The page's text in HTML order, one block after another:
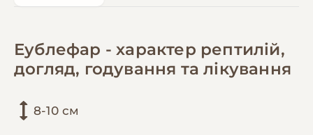
Еублефар - характер рептилій,
догляд, годування та лікування
8-10 см